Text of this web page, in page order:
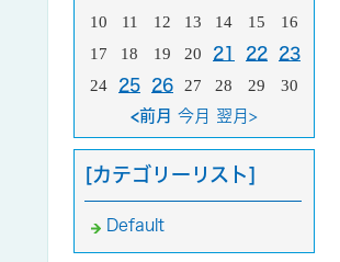
10 11 12 13 14 15
16
17
18 19 20 21 22 23
24 25 26 27 28 29 30
<前月 今月 翌月>
[カテゴリーリスト]
Default